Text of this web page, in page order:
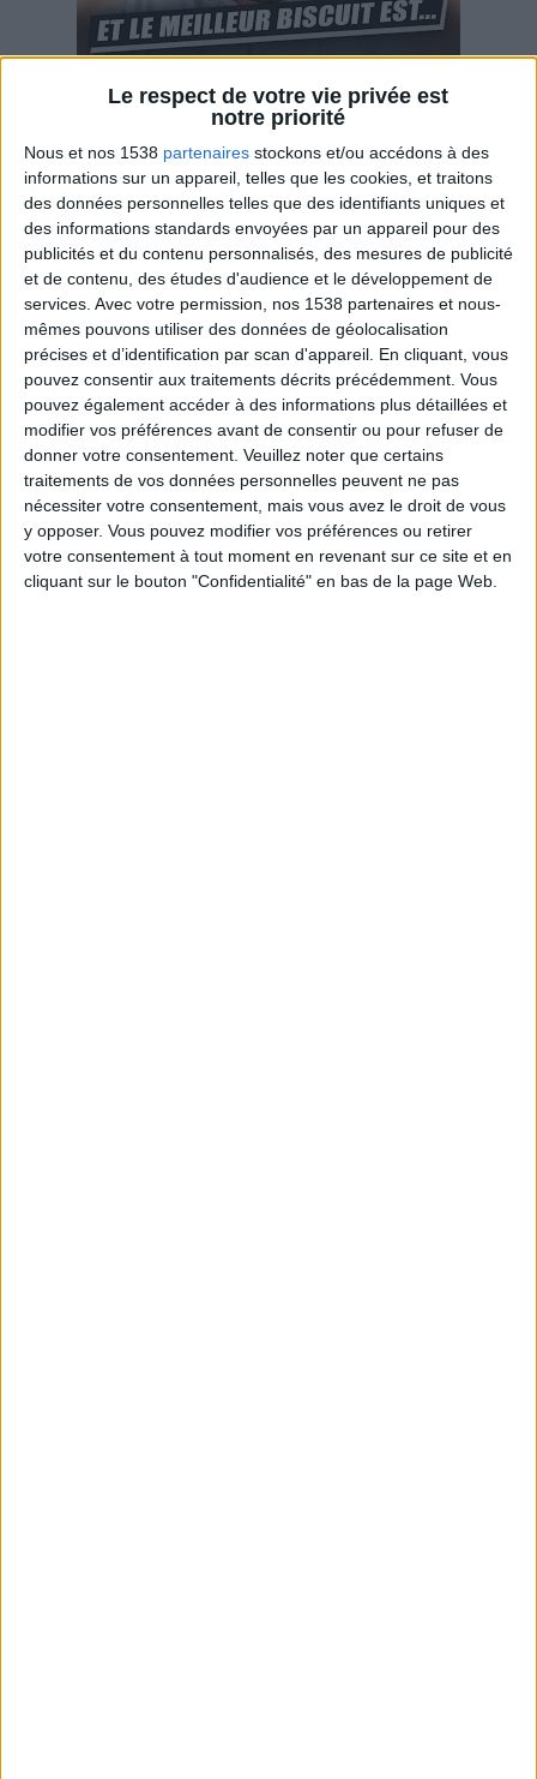
Le respect de votre vie privée est
notre priorité
Nous et nos 1538 partenaires stockons et/ou accédons à des
informations sur un appareil, telles que les cookies, et traitons
des données personnelles telles que des identifiants uniques et
des informations standards envoyées par un appareil pour des
publicités et du contenu personnalisés, des mesures de publicité
et de contenu, des études d'audience et le développement de
services. Avec votre permission, nos 1538 partenaires et nous-
mêmes pouvons utiliser des données de géolocalisation
précises et d’identification par scan d'appareil. En cliquant, vous
pouvez consentir aux traitements décrits précédemment. Vous
pouvez également accéder à des informations plus détaillées et
modifier vos préférences avant de consentir ou pour refuser de
donner votre consentement. Veuillez noter que certains
traitements de vos données personnelles peuvent ne pas
nécessiter votre consentement, mais vous avez le droit de vous
y opposer. Vous pouvez modifier vos préférences ou retirer
votre consentement à tout moment en revenant sur ce site et en
cliquant sur le bouton "Confidentialité" en bas de la page Web.
Savane, LU, Pepito, Harrys... Que valent vraiment
ces gâteaux ?
Webinaires en direct Voir tout
Peut-on remplacer la viande par des féculents ?
Consultation diététique du 05/08/2026